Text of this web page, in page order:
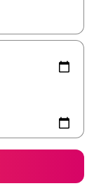
flèches vers le